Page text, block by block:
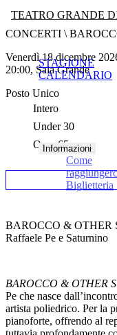
TEATRO GRANDE
STAGIONE
CALENDARIO
Informazioni
Come
Biglietteria
CONCERTI \
venerdì 18 dicembre
20:00, Sala Grande
Posto Unico
Intero
Under 30
Over 65
BAROCCO & OTHER
Raffaele Pe e Saturnino
BAROCCO & OTHER
Pe che nasce
artista poliedrico. Per la
pianoforte, offrendo al